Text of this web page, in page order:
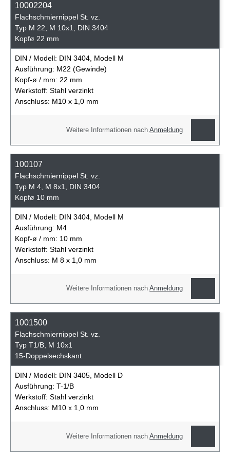
10002204
Flachschmiernippel St. vz.
Typ M 22, M 10x1, DIN 3404
Kopfø 22 mm
DIN / Modell: DIN 3404, Modell M
Ausführung: M22 (Gewinde)
Kopf-ø / mm: 22 mm
Werkstoff: Stahl verzinkt
Anschluss: M10 x 1,0 mm
Weitere Informationen nachAnmeldung
100107
Flachschmiernippel St. vz.
Typ M 4, M 8x1, DIN 3404
Kopfø 10 mm
DIN / Modell: DIN 3404, Modell M
Ausführung: M4
Kopf-ø / mm: 10 mm
Werkstoff: Stahl verzinkt
Anschluss: M 8 x 1,0 mm
Weitere Informationen nachAnmeldung
1001500
Flachschmiernippel St. vz.
Typ T1/B, M 10x1
15-Doppelsechskant
DIN / Modell: DIN 3405, Modell D
Ausführung: T-1/B
Werkstoff: Stahl verzinkt
Anschluss: M10 x 1,0 mm
Weitere Informationen nachAnmeldung